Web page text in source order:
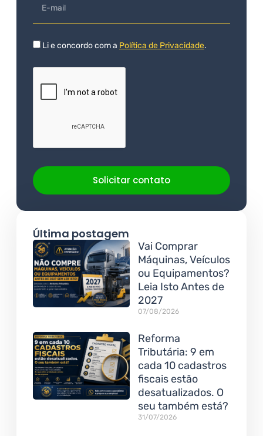
Li e concordo com a Política de Privacidade.
Solicitar contato
Última postagem
Vai Comprar
Máquinas, Veículos
ou Equipamentos?
Leia Isto Antes de
2027
07/08/2026
Reforma
Tributária: 9 em
cada 10 cadastros
fiscais estão
desatualizados. O
seu também está?
31/07/2026